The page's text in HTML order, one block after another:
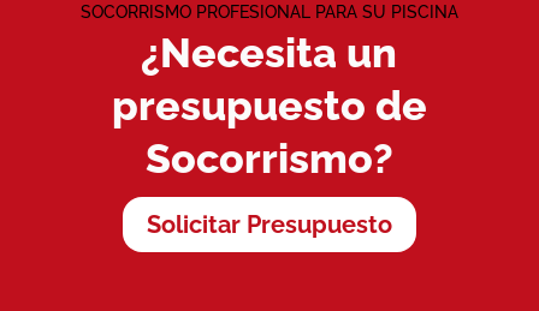
SOCORRISMO PROFESIONAL PARA SU PISCINA
¿Necesita un
presupuesto de
Socorrismo?
Solicitar Presupuesto